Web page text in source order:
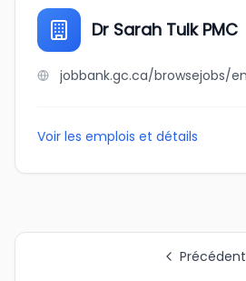
Dr Sarah Tulk PMC
Voir les emplois et détails
Précédent